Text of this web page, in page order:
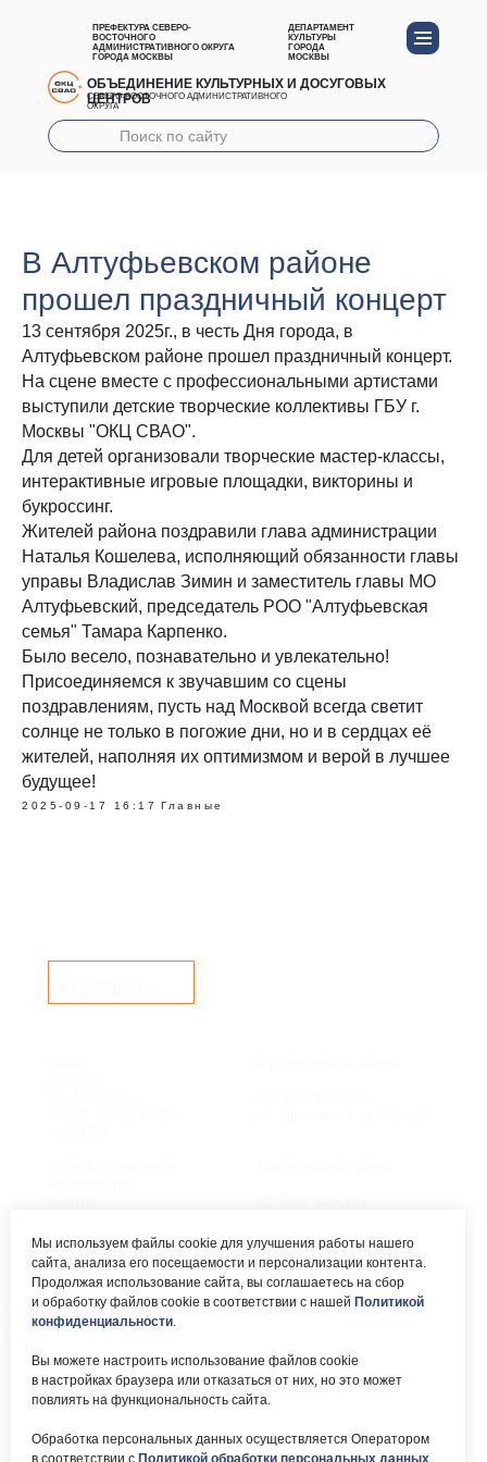
ПРЕФЕКТУРА СЕВЕРО-
ВОСТОЧНОГО
АДМИНИСТРАТИВНОГО ОКРУГА
ГОРОДА МОСКВЫ
ДЕПАРТАМЕНТ
КУЛЬТУРЫ
ГОРОДА
МОСКВЫ
ОБЪЕДИНЕНИЕ КУЛЬТУРНЫХ И ДОСУГОВЫХ
ЦЕНТРОВ
СЕВЕРО-ВОСТОЧНОГО АДМИНИСТРАТИВНОГО
ОКРУГА
В Алтуфьевском районе
прошел праздничный концерт
13 сентября 2025г., в честь Дня города, в
Алтуфьевском районе прошел праздничный концерт.
На сцене вместе с профессиональными артистами
выступили детские творческие коллективы ГБУ г.
Москвы "ОКЦ СВАО".
Для детей организовали творческие мастер-классы,
интерактивные игровые площадки, викторины и
букроссинг.
Жителей района поздравили глава администрации
Наталья Кошелева, исполняющий обязанности главы
управы Владислав Зимин и заместитель главы МО
Алтуфьевский, председатель РОО "Алтуфьевская
семья" Тамара Карпенко.
Было весело, познавательно и увлекательно!
Присоединяемся к звучавшим со сцены
поздравлениям, пусть над Москвой всегда светит
солнце не только в погожие дни, но и в сердцах её
жителей, наполняя их оптимизмом и верой в лучшее
будущее!
2025-09-17 16:17 Главные
okc-
svao@svao.mos.ru
Почта:
Об учреждении:
О ГБУ «ОКЦ СВАО»
Электронный каталог:
Результаты НОК
Электронные ресурсы:
Национальная
Каталог Библиотек
Мы используем файлы cookie для улучшения работы нашего
сайта, анализа его посещаемости и персонализации контента.
Продолжая использование сайта, вы соглашаетесь на сбор
и обработку файлов cookie в соответствии с нашей Политикой
конфиденциальности.
Вы можете настроить использование файлов cookie
в настройках браузера или отказаться от них, но это может
повлиять на функциональность сайта.
Обработка персональных данных осуществляется Оператором